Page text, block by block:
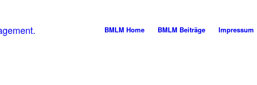
BMLM Home BMLM Beiträge Impressum